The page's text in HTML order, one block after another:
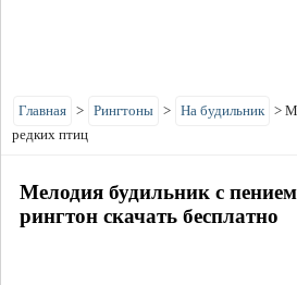
Главная > Рингтоны > На будильник >
редких птиц
Мелодия будильник с
рингтон скачать бесплатно